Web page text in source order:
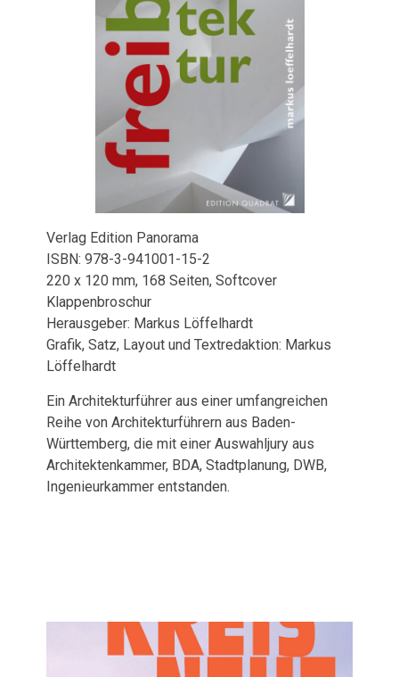
Verlag Edition Panorama
ISBN: 978-3-941001-15-2
220 x 120 mm, 168 Seiten, Softcover
Klappenbroschur
Herausgeber: Markus Löffelhardt
Grafik, Satz, Layout und Textredaktion: Markus
Löffelhardt
Ein Architekturführer aus einer umfangreichen
Reihe von Architekturführern aus Baden-
Württemberg, die mit einer Auswahljury aus
Architektenkammer, BDA, Stadtplanung, DWB,
Ingenieurkammer entstanden.